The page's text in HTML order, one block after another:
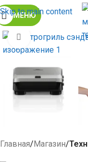
Skip to main content
МЕНЮ
Click to enlarge
Главная Магазин